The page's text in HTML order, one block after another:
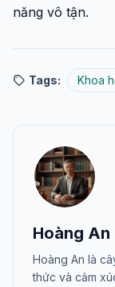
năng vô tận.
Tags: Khoa
Hoàng An
Hoàng An là
thức và cảm